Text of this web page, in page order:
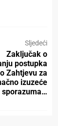
Sljedeći
Zaključak o
postupka
Zahtjevu za
izuzeće
sporazuma…